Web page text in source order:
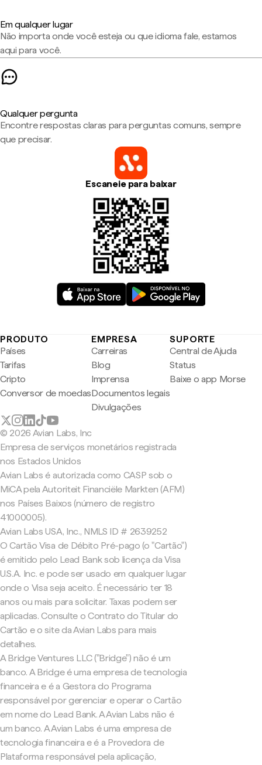
Em qualquer lugar
Não importa onde você esteja ou que idioma fale, estamos
aqui para você.
Qualquer pergunta
Encontre respostas claras para perguntas comuns, sempre
que precisar.
Escaneie para baixar
PRODUTO
Países
Tarifas
Cripto
Conversor de moedas
EMPRESA
Carreiras
Blog
Imprensa
Documentos legais
Divulgações
SUPORTE
Central de Ajuda
Status
Baixe o app Morse
© 2026 Avian Labs, Inc
Empresa de serviços monetários registrada
nos Estados Unidos
Avian Labs é autorizada como CASP sob o
MiCA pela Autoriteit Financiële Markten (AFM)
nos Países Baixos (número de registro
41000005).
Avian Labs USA, Inc., NMLS ID # 2639252
O Cartão Visa de Débito Pré-pago (o "Cartão")
é emitido pelo Lead Bank sob licença da Visa
U.S.A. Inc. e pode ser usado em qualquer lugar
onde o Visa seja aceito. É necessário ter 18
anos ou mais para solicitar. Taxas podem ser
aplicadas. Consulte o Contrato do Titular do
Cartão e o site da Avian Labs para mais
detalhes.
A Bridge Ventures LLC ("Bridge") não é um
banco. A Bridge é uma empresa de tecnologia
financeira e é a Gestora do Programa
responsável por gerenciar e operar o Cartão
em nome do Lead Bank. A Avian Labs não é
um banco. A Avian Labs é uma empresa de
tecnologia financeira e é a Provedora de
Plataforma responsável pela aplicação,